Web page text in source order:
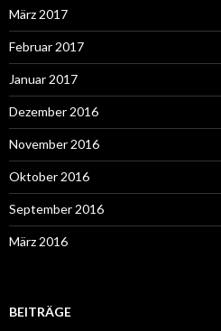
März 2017
Februar 2017
Januar 2017
Dezember 2016
November 2016
Oktober 2016
September 2016
März 2016
BEITRÄGE